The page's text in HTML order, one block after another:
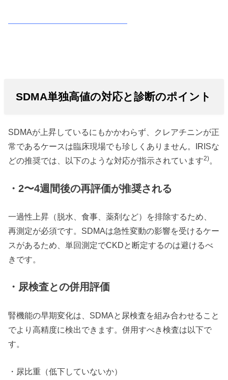
――――――――――――――――――
SDMA単独高値の対応と診断のポイント
SDMAが上昇しているにもかかわらず、クレアチニンが正
常であるケースは臨床現場でも珍しくありません。IRISな
どの推奨では、以下のような対応が指示されています2)。
・2〜4週間後の再評価が推奨される
一過性上昇（脱水、食事、薬剤など）を排除するため、
再測定が必須です。SDMAは急性変動の影響を受けるケー
スがあるため、単回測定でCKDと断定するのは避けるべ
きです。
・尿検査との併用評価
腎機能の早期変化は、SDMAと尿検査を組み合わせること
でより高精度に検出できます。併用すべき検査は以下で
す。
・尿比重（低下していないか）